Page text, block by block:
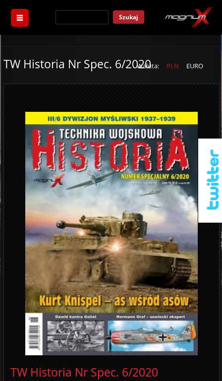
Szukaj
Waluta: PLN EURO
TW Historia Nr Spec. 6/2020
TW Historia Nr Spec. 6/2020